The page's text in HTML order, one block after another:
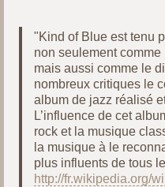
"Kind of Blue est tenu
non seulement
mais aussi comme le
nombreux critiques le
album de jazz réalisé
L’influence de cet
rock et la musique
la musique à le
plus influents de tous
http://fr.wikipedia.org/